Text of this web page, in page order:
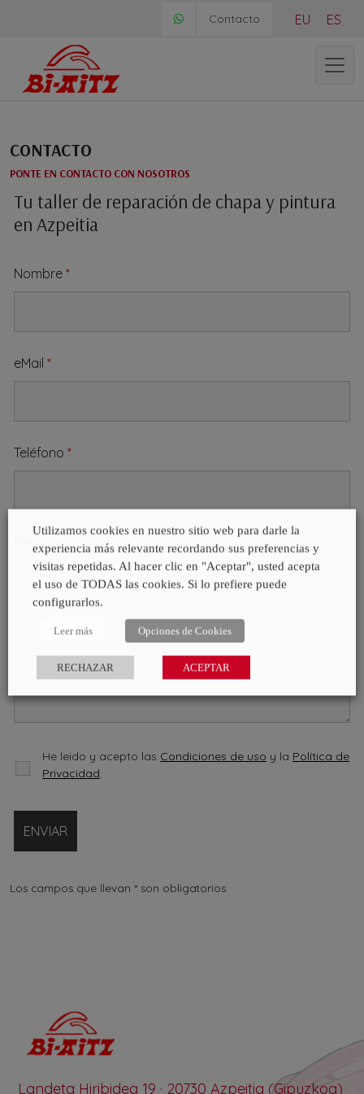
Contacto EU ES
CONTACTO
PONTE EN CONTACTO CON NOSOTROS
Los campos que llevan * son obligatorios
Tu taller de reparación de chapa y pintura
en Azpeitia
Nombre *
eMail *
Teléfono *
Mensaje*
He leido y acepto las Condiciones de uso y la Política de
Privacidad.
Landeta Hiribidea 19 · 20730 Azpeitia (Gipuzkoa)
Utilizamos cookies en nuestro sitio web para darle la
experiencia más relevante recordando sus preferencias y
visitas repetidas. Al hacer clic en "Aceptar", usted acepta
el uso de TODAS las cookies. Si lo prefiere puede
configurarlos.
Leer más Opciones de Cookies
RECHAZAR ACEPTAR